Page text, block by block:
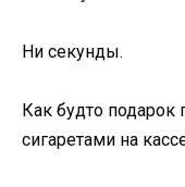
Ни секунды.
Как будто
сигаретами на